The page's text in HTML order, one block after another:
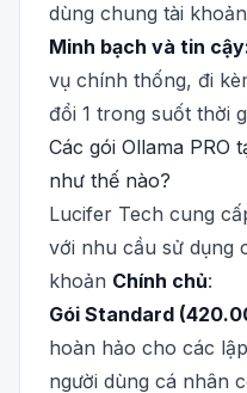
dùng chung tài
Minh bạch và tin
vụ chính thống, đi
đổi 1 trong suốt thời
Các gói Ollama PRO
như thế nào?
Lucifer Tech cung
với nhu cầu sử dụng
khoản Chính chủ:
Gói Standard
hoàn hảo cho các
người dùng cá nhân